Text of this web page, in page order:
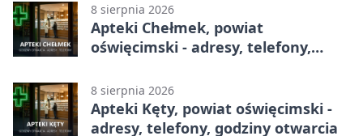
8 sierpnia 2026
Apteki Chełmek, powiat
oświęcimski - adresy, telefony,
8 sierpnia 2026
Apteki Kęty, powiat oświęcimski -
adresy, telefony, godziny otwarcia